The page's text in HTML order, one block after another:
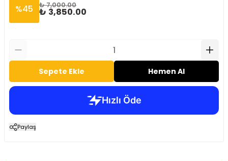
%45 ₺ 7,000.00
₺ 3,850.00
Sepete Ekle Hemen Al
Paylaş